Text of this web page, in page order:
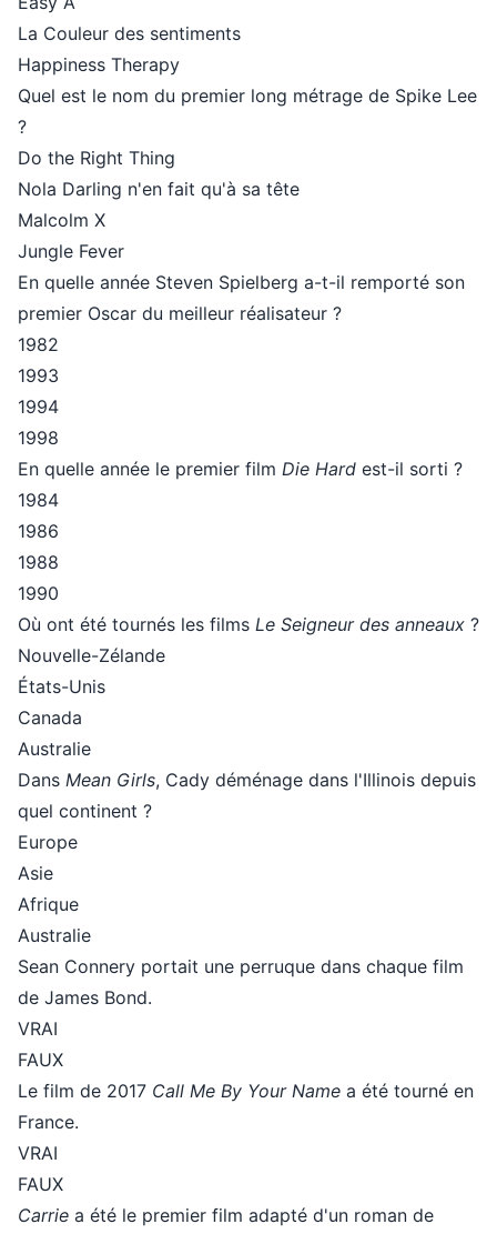
La Couleur des sentiments
Happiness Therapy
Quel est le nom du premier long métrage de Spike Lee
?
Do the Right Thing
Nola Darling n'en fait qu'à sa tête
Malcolm X
Jungle Fever
En quelle année Steven Spielberg a-t-il remporté son
premier Oscar du meilleur réalisateur ?
1982
1993
1994
1998
En quelle année le premier film Die Hard est-il sorti ?
1984
1986
1988
1990
Où ont été tournés les films Le Seigneur des anneaux ?
Nouvelle-Zélande
États-Unis
Canada
Australie
Dans Mean Girls, Cady déménage dans l'Illinois depuis
quel continent ?
Europe
Asie
Afrique
Australie
Sean Connery portait une perruque dans chaque film
de James Bond.
VRAI
FAUX
Le film de 2017 Call Me By Your Name a été tourné en
France.
VRAI
FAUX
Carrie a été le premier film adapté d'un roman de